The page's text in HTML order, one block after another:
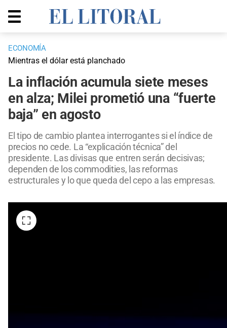
ECONOMÍA
Mientras el dólar está planchado
La inflación acumula siete meses
en alza; Milei prometió una “fuerte
baja” en agosto
El tipo de cambio plantea interrogantes si el índice de
precios no cede. La “explicación técnica” del
presidente. Las divisas que entren serán decisivas;
dependen de los commodities, las reformas
estructurales y lo que queda del cepo a las empresas.